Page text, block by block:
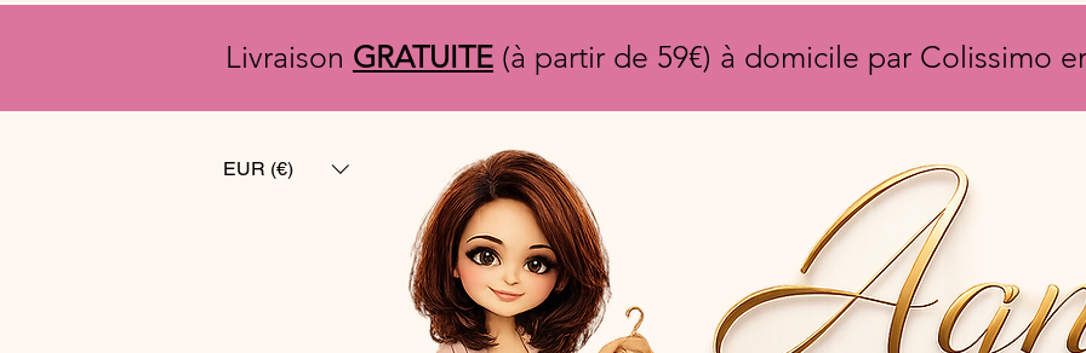
Livraison GRATUITE (à partir de 59€) à domicile par Colissimo
EUR (€)